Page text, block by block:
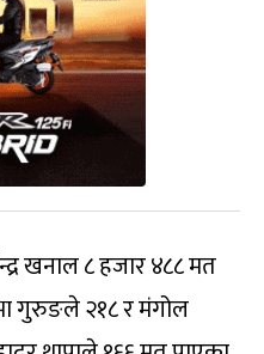
खनाल ८ हजार ४८८ मत
गुरुङले २१८ र मंगोल